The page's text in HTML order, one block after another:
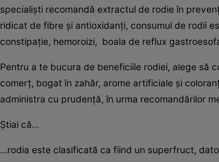
specialiști recomandă extractul de rodie în
ridicat de fibre și antioxidanți, consumul de rodii
constipație, hemoroizi, boala de reflux
Pentru a te bucura de beneficiile rodiei, alege să
comerț, bogat în zahăr, arome artificiale și
administra cu prudență, în urma recomandărilor
Știai că...
...rodia este clasificată ca fiind un superfruct,